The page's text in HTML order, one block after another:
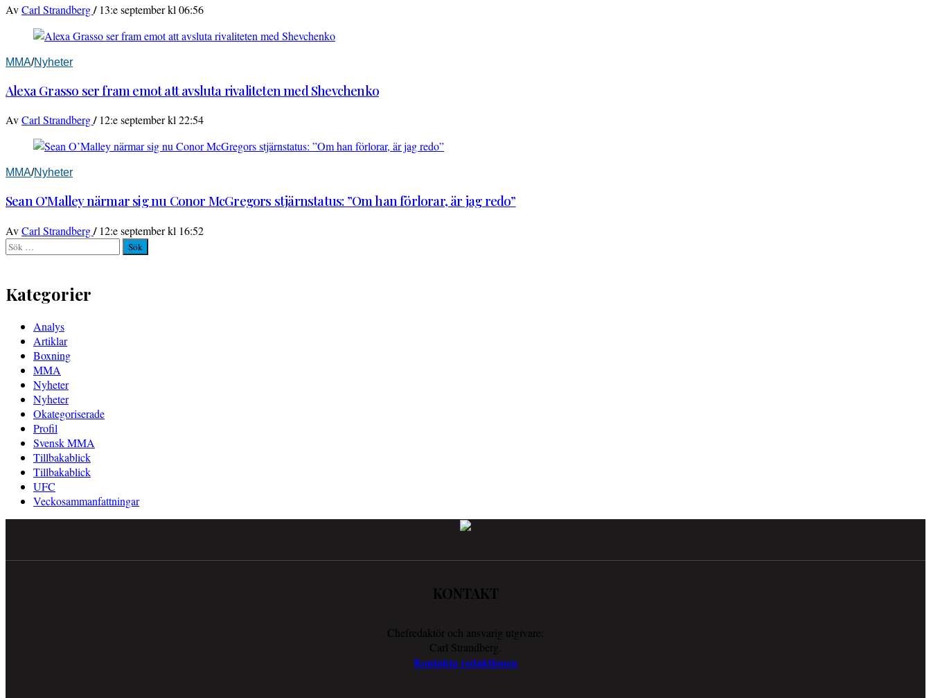
AvCarl Strandberg/ 13:e september kl 06:56
MMA/Nyheter
Alexa Grasso ser fram emot att avsluta rivaliteten med Shevchenko
AvCarl Strandberg/ 12:e september kl 22:54
MMA/Nyheter
Sean O’Malley närmar sig nu Conor McGregors stjärnstatus: ”Om han förlorar, är jag redo”
AvCarl Strandberg/ 12:e september kl 16:52
Sök
efter:
Kategorier
Analys
Artiklar
Boxning
MMA
Nyheter
Nyheter
Okategoriserade
Profil
Svensk MMA
Tillbakablick
Tillbakablick
UFC
Veckosammanfattningar
KONTAKT
Chefredaktör och ansvarig utgivare:
Carl Strandberg.
Kontakta redaktionen